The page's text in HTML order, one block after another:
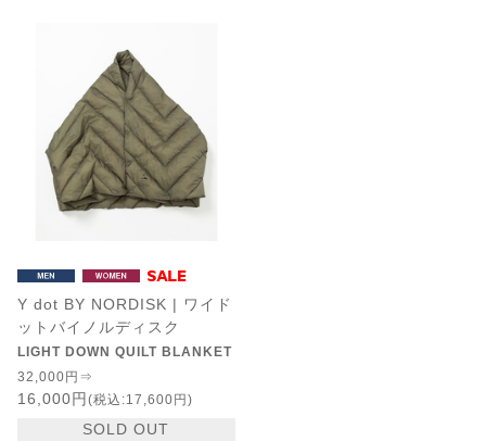
Y dot BY NORDISK | ワイド
ットバイノルディスク
LIGHT DOWN QUILT BLANKET
32,000円⇒
16,000円 (税込:17,600円)
SOLD OUT